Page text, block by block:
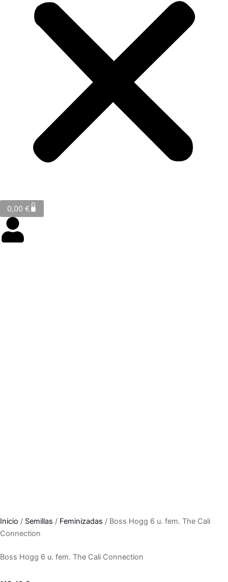
0,00 €0
Cart
Inicio / Semillas / Feminizadas / Boss Hogg 6 u. fem. The Cali
Connection
Boss Hogg 6 u. fem. The Cali Connection